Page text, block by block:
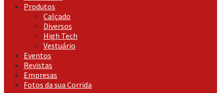
Produtos
Calçado
Diversos
High Tech
Vestuário
Eventos
Revistas
Empresas
Fotos da sua Corrida